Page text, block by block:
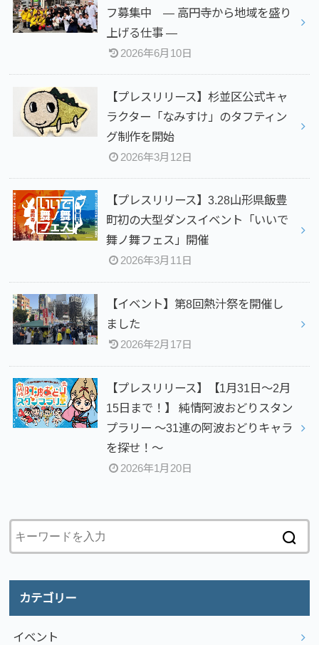
フ募集中 — 高円寺から地域を盛り
上げる仕事 —
2026年6月10日
【プレスリリース】杉並区公式キャ
ラクター「なみすけ」のタフティン
グ制作を開始
2026年3月12日
【プレスリリース】3.28山形県飯豊
町初の大型ダンスイベント「いいで
舞ノ舞フェス」開催
2026年3月11日
【イベント】第8回熱汁祭を開催し
ました
2026年2月17日
【プレスリリース】【1月31日～2月
15日まで！】 純情阿波おどりスタン
プラリー ～31連の阿波おどりキャラ
を探せ！～
2026年1月20日
カテゴリー
イベント